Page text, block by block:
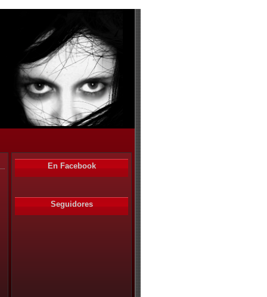
En Facebook
Seguidores